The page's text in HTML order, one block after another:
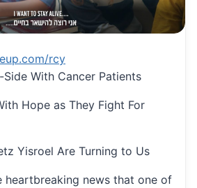
rcy
With Cancer Patients
Hope as They Fight For
Yisroel Are Turning to Us
heartbreaking news that one of